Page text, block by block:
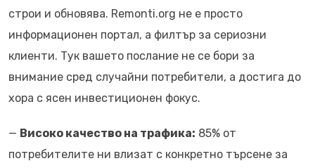
строи и обновява. Remonti.org не е просто
информационен портал, а филтър за сериозни
клиенти. Тук вашето послание не се бори за
внимание сред случайни потребители, а достига до
хора с ясен инвестиционен фокус.
— Високо качество на трафика: 85% от
потребителите ни влизат с конкретно търсене за